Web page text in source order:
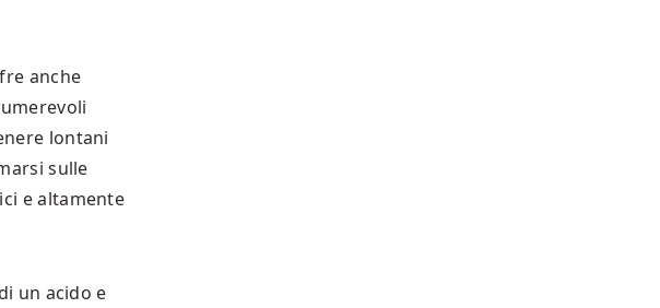
anche
lontani
sulle
e altamente
un acido e